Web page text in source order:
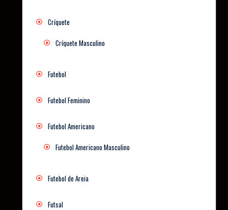
Críquete
Críquete Masculino
Futebol
Futebol Feminino
Futebol Americano
Futebol Americano Masculino
Futebol de Areia
Futsal